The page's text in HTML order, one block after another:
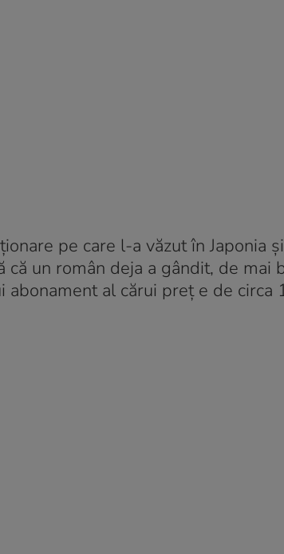
pe care l-a văzut în Japonia
că un român deja a gândit, de mai
abonament al cărui preţ e de circa